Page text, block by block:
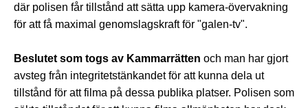
där polisen får tillstånd att sätta upp kamera-övervakning
för att få maximal genomslagskraft för "galen-tv".
Beslutet som togs av Kammarrätten och man har gjort
avsteg från integritetstänkandet för att kunna dela ut
tillstånd för att filma på dessa publika platser. Polisen som